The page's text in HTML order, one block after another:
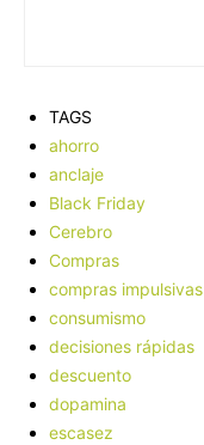
TAGS
ahorro
anclaje
Black Friday
Cerebro
Compras
compras impulsivas
consumismo
decisiones rápidas
descuento
dopamina
escasez